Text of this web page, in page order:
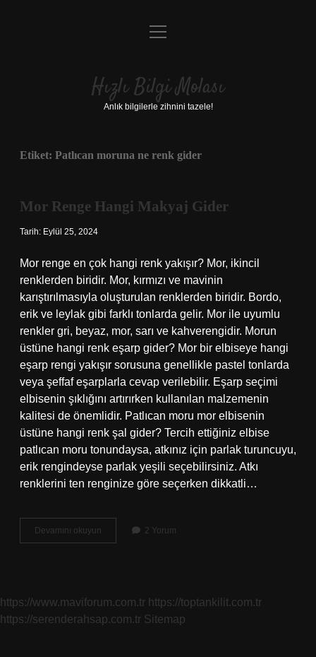
Anasayfa
Yasal Uyarı
menüyü
Hızlı Bilgi Molası
Anlık bilgilerle zihnini tazele!
Etiket: Patlıcan moruna ne renk gider
Mor Renge Hangi Makyaj Gider
Tarih: Eylül 25, 2024
Mor renge en çok hangi renk yakışır? Mor, ikincil
renklerden biridir. Mor, kırmızı ve mavinin
karıştırılmasıyla oluşturulan renklerden biridir. Bordo,
erik ve leylak gibi farklı tonlarda gelir. Mor ile uyumlu
renkler gri, beyaz, mor, sarı ve kahverengidir. Morun
üstüne hangi renk eşarp gider? Mor bir elbiseye hangi
eşarp rengi yakışır sorusuna genellikle pastel tonlarda
veya şeffaf eşarplarla cevap verilebilir. Eşarp seçimi
elbisenin şıklığını artırırken kullanılan malzemenin
kalitesi de önemlidir. Patlıcan moru mor elbisenin
üstüne hangi renk şal gider? Tercih ettiğiniz elbise
patlıcan moru tonundaysa, atkınız için parlak turuncuyu,
erik rengindeyse parlak yeşili seçebilirsiniz. Atkı
renklerini ten renginize göre seçerken dikkatli…
Devamını okuyun
Renge
2 Yorum
https://www.maviforum.com.tr https://toptankilit.com.tr
https://serenderahsap.com.tr Sitemap